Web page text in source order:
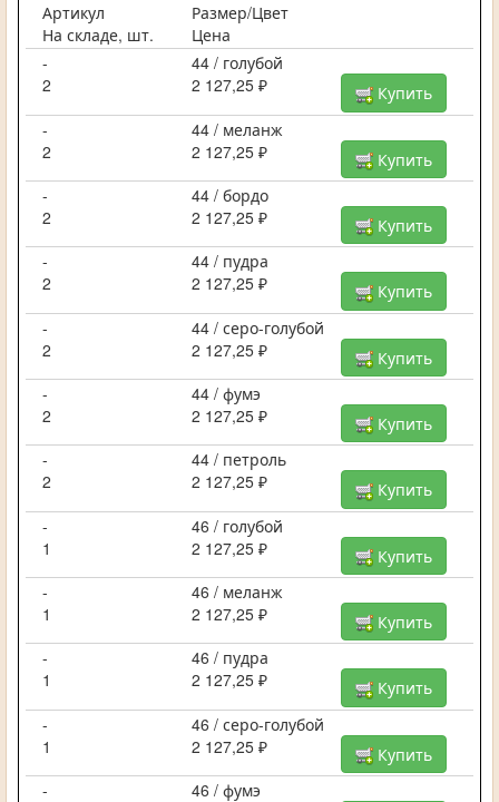
Артикул
Размер/Цвет
На складе, шт.
Цена
-
44 / голубой
2
2 127,25 ₽
Купить
-
44 / меланж
2
2 127,25 ₽
Купить
-
44 / бордо
2
2 127,25 ₽
Купить
-
44 / пудра
2
2 127,25 ₽
Купить
-
44 / серо-голубой
2
2 127,25 ₽
Купить
-
44 / фумэ
2
2 127,25 ₽
Купить
-
44 / петроль
2
2 127,25 ₽
Купить
-
46 / голубой
1
2 127,25 ₽
Купить
-
46 / меланж
1
2 127,25 ₽
Купить
-
46 / пудра
1
2 127,25 ₽
Купить
-
46 / серо-голубой
1
2 127,25 ₽
Купить
-
46 / фумэ